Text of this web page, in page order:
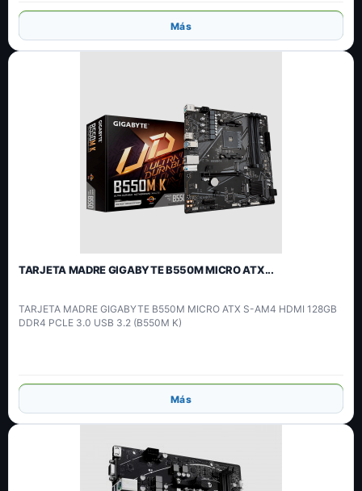
Añadir
Más
TARJETA MADRE GIGABYTE B550M MICRO ATX...
TARJETA MADRE GIGABYTE B550M MICRO ATX S-AM4 HDMI 128GB
DDR4 PCLE 3.0 USB 3.2 (B550M K)
Añadir
Más